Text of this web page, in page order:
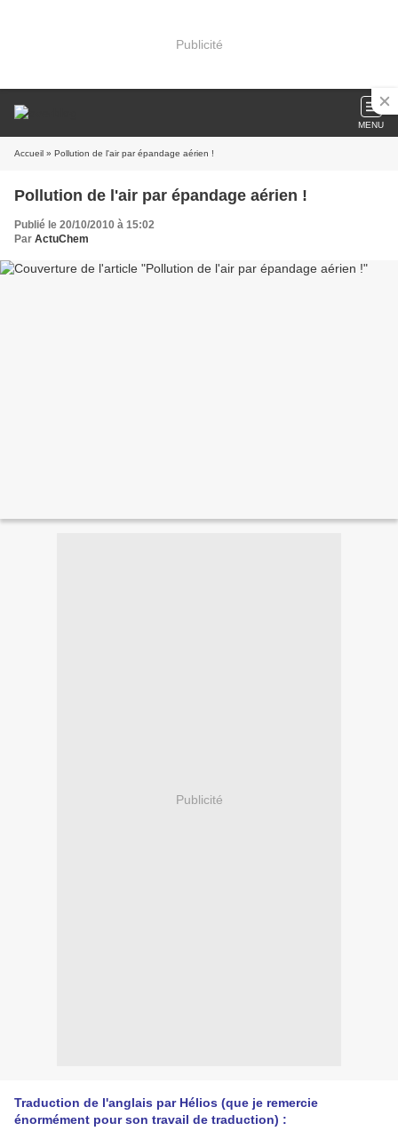
Publicité
MENU
Accueil » Pollution de l'air par épandage aérien !
Pollution de l'air par épandage aérien !
Publié le 20/10/2010 à 15:02
Par ActuChem
Publicité
Traduction de l'anglais par Hélios (que je remercie
énormément pour son travail de traduction) :